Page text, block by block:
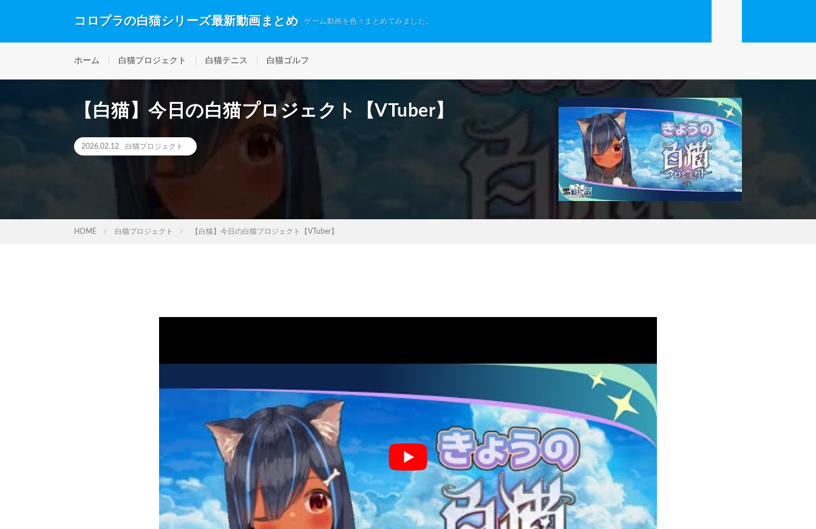
コロプラの白猫シリーズ最新動画まとめ ゲーム動画を色々まとめてみました。
ホーム 白猫プロジェクト 白猫テニス 白猫ゴルフ
【白猫】今日の白猫プロジェクト【VTuber】
2026.02.12 白猫プロジェクト
HOME 白猫プロジェクト 【白猫】今日の白猫プロジェクト【VTuber】